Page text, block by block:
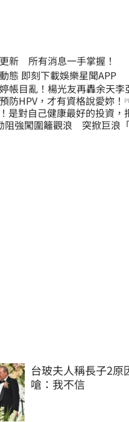
新 所有消息一手掌握！
一手掌握明星動態 即刻下載娛樂星聞APP
帳目亂！楊光友再轟余天李
關
防HPV，才有資格說愛妳！
是對自己健康最好的投資，
阻強闖圍籬觀浪 突掀巨浪
台玻夫人稱長子2原
嗆：我不信